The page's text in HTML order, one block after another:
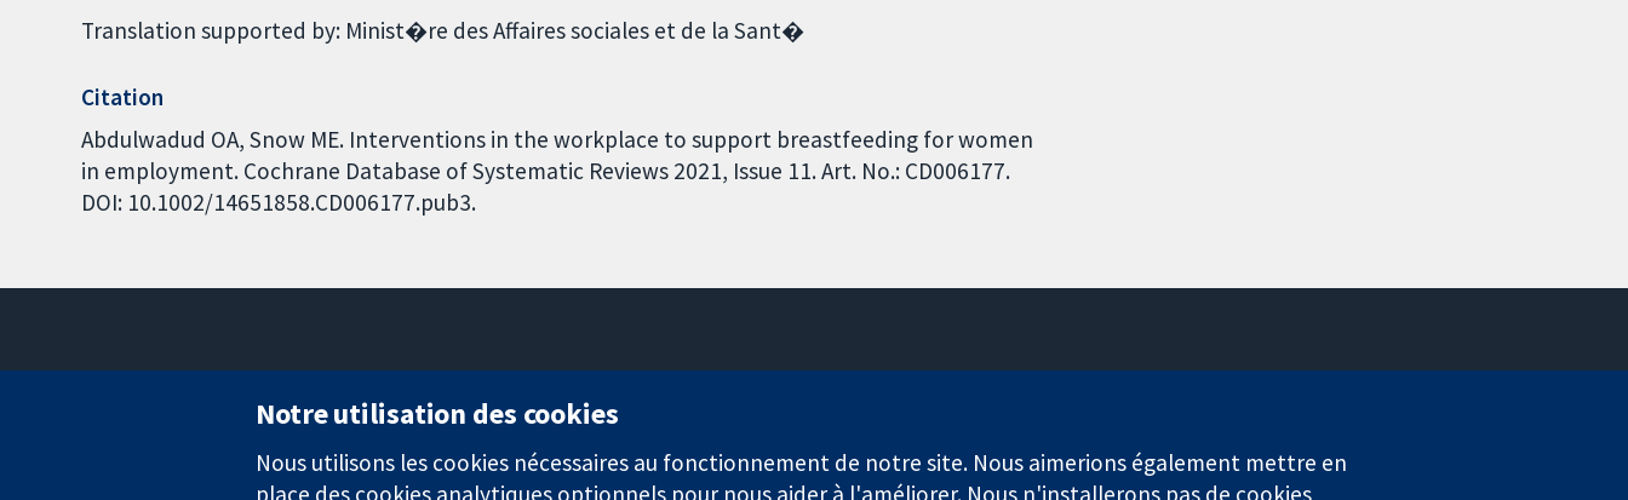
Translation supported by: Minist�re des Affaires sociales et de la Sant�
Citation
Abdulwadud OA, Snow ME. Interventions in the workplace to support breastfeeding for women
in employment. Cochrane Database of Systematic Reviews 2021, Issue 11. Art. No.: CD006177.
DOI: 10.1002/14651858.CD006177.pub3.
Londres
Royaume-Uni
Service de presse
Qui sommes-nous
Notre utilisation des cookies
Nous utilisons les cookies nécessaires au fonctionnement de notre site. Nous aimerions également mettre en
place des cookies analytiques optionnels pour nous aider à l'améliorer. Nous n'installerons pas de cookies